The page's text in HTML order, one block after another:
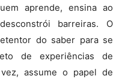
aprende, ensina ao
barreiras. O
do saber para se
de experiências de
assume o papel de